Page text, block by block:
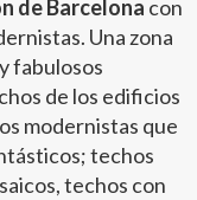
de Barcelona con
Una zona
fabulosos
de los edificios
modernistas que
techos
techos con